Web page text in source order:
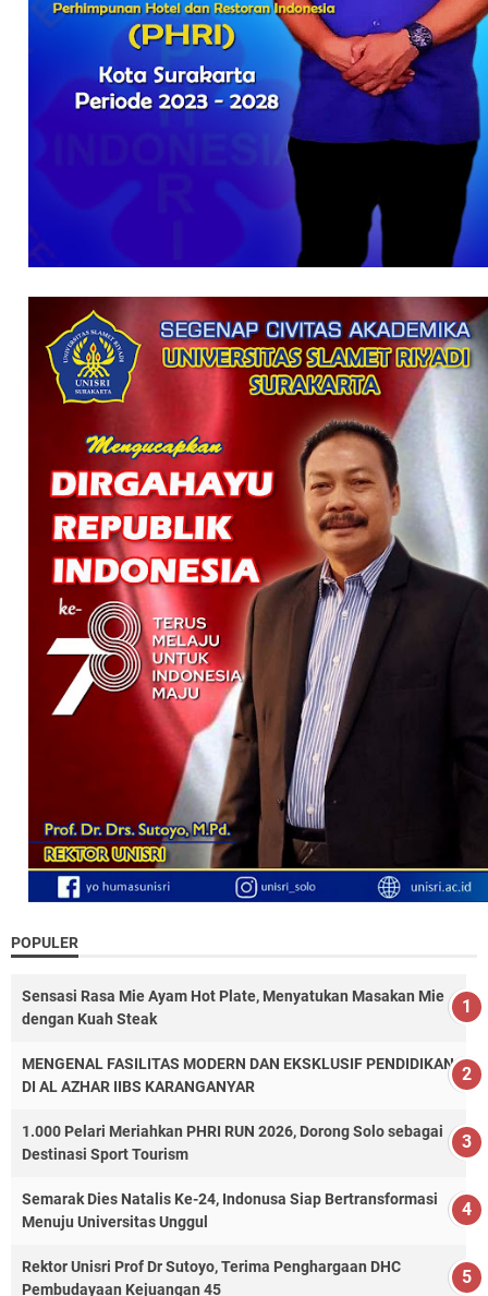
POPULER
Sensasi Rasa Mie Ayam Hot Plate, Menyatukan Masakan Mie
dengan Kuah Steak
MENGENAL FASILITAS MODERN DAN EKSKLUSIF PENDIDIKAN
DI AL AZHAR IIBS KARANGANYAR
1.000 Pelari Meriahkan PHRI RUN 2026, Dorong Solo sebagai
Destinasi Sport Tourism
Semarak Dies Natalis Ke-24, Indonusa Siap Bertransformasi
Menuju Universitas Unggul
Rektor Unisri Prof Dr Sutoyo, Terima Penghargaan DHC
Pembudayaan Kejuangan 45